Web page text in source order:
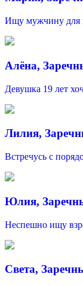
Ищу мужчину для
Алёна,
Девушка 19 лет
Лилия,
Встречусь с
Юлия,
Неспешно ищу
Света,